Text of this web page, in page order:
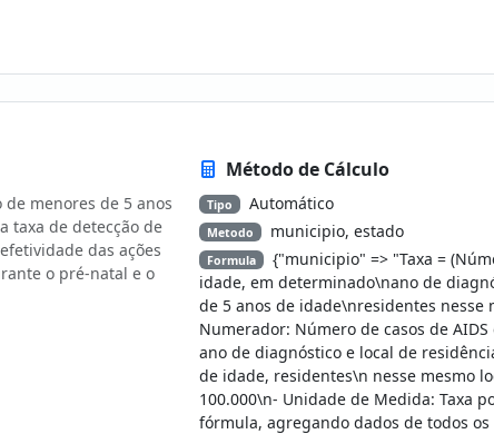
menores de 5 anos
taxa de detecção de
das ações
o pré-natal e o
Método de Cálculo
Tipo Automático
Metodo municipio, estado
Formula
{"municipio" => "Taxa =
idade, em determinado\nano de
de 5 anos de idade\nresidentes nesse
Numerador: Número de casos de
ano de diagnóstico e local de
de idade, residentes\n nesse mesmo
100.000\n- Unidade de Medida: Taxa
fórmula, agregando dados de todos